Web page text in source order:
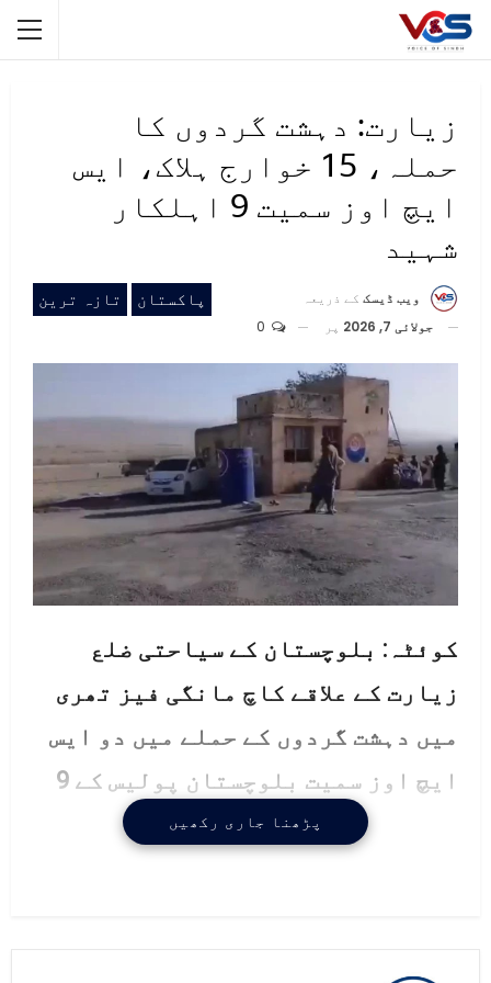
زیارت: دہشت گردوں کا
حملہ، 15 خوارج ہلاک، ایس
ایچ اوز سمیت 9 اہلکار
شہید
پاکستان تازہ ترین ویب ڈیسک کے ذریعہ
جولائی 7, 2026
پر
کوئٹہ: بلوچستان کے سیاحتی ضلع
زیارت کے علاقے کاچ مانگی فیز تھری
میں دہشت گردوں کے حملے میں دو ایس
ایچ اوز سمیت بلوچستان پولیس کے 9
افسران و اہلکار شہید ہوگئے جب کہ
پڑھنا جاری رکھیں